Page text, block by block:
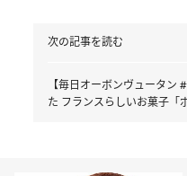
次の記事を読む
【毎日オーボンヴュータン
た フランスらしいお菓子「